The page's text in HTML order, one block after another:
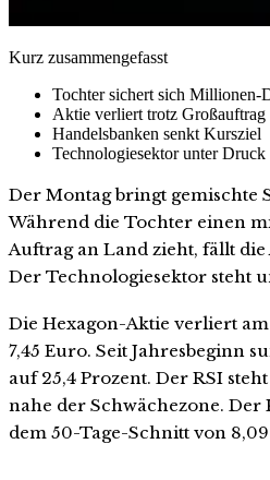
Kurz zusammengefasst
Tochter sichert sich Millionen-
Aktie verliert trotz Großauftrag
Handelsbanken senkt Kursziel
Technologiesektor unter Druck
Der Montag bringt gemischte
Während die Tochter einen
Auftrag an Land zieht, fällt
Der Technologiesektor steht
Die Hexagon-Aktie verliert
7,45 Euro. Seit Jahresbeginn
auf 25,4 Prozent. Der RSI
nahe der Schwächezone.
dem 50-Tage-Schnitt von